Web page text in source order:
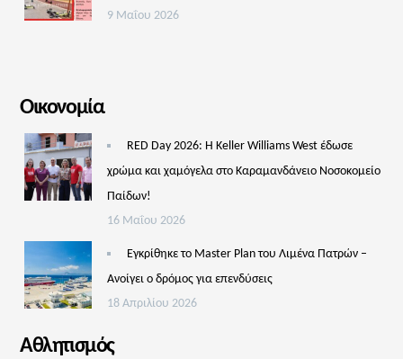
9 Μαΐου 2026
Οικονομία
RED Day 2026: Η Keller Williams West έδωσε
χρώμα και χαμόγελα στο Καραμανδάνειο Νοσοκομείο
Παίδων!
16 Μαΐου 2026
Εγκρίθηκε το Master Plan του Λιμένα Πατρών –
Aνοίγει ο δρόμος για επενδύσεις
18 Απριλίου 2026
Αθλητισμός